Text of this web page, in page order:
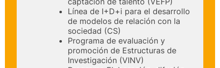
Línea de I+D+i para el desarrollo
de modelos de relación con la
sociedad (CS)
Programa de evaluación y
promoción de Estructuras de
Investigación (VINV)